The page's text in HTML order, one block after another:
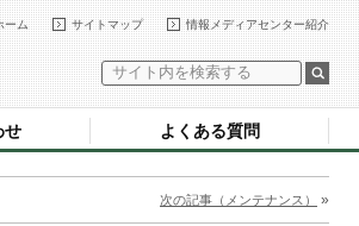
情報メディアセンター紹介
サイトマップ
ーム
せ よくある質問
次の記事（メンテナンス） »